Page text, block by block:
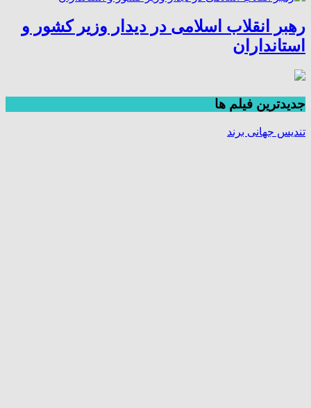
رهبر انقلاب اسلامی در دیدار وزیر کشور و
استانداران
جديدترين فیلم ها
تندیس جهانی برند